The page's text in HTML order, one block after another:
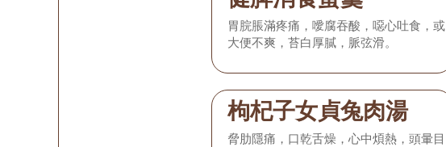
胃脘脹滿疼痛，噯腐吞酸，噁心吐食，或
大便不爽，苔白厚膩，脈弦滑。
枸杞子女貞兔肉湯
脅肋隱痛，口乾舌燥，心中煩熱，頭暈目